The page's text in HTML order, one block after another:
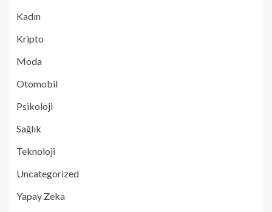
Kadın
Kripto
Moda
Otomobil
Psikoloji
Sağlık
Teknoloji
Uncategorized
Yapay Zeka